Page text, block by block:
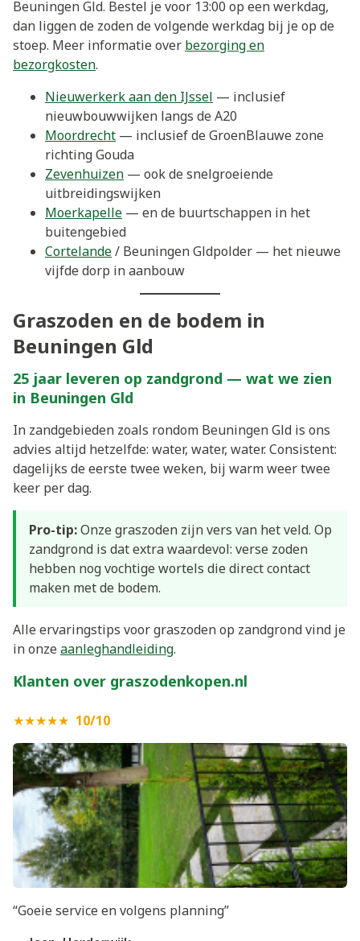
Beuningen Gld. Bestel je voor 13:00 op een werkdag,
dan liggen de zoden de volgende werkdag bij je op de
stoep. Meer informatie over bezorging en
bezorgkosten.
Nieuwerkerk aan den IJssel — inclusief
nieuwbouwwijken langs de A20
Moordrecht — inclusief de GroenBlauwe zone
richting Gouda
Zevenhuizen — ook de snelgroeiende
uitbreidingswijken
Moerkapelle — en de buurtschappen in het
buitengebied
Cortelande/ Beuningen Gldpolder — het nieuwe
vijfde dorp in aanbouw
Graszoden en de bodem in
Beuningen Gld
25 jaar leveren op zandgrond — wat we zien
in Beuningen Gld
In zandgebieden zoals rondom Beuningen Gld is ons
advies altijd hetzelfde: water, water, water. Consistent:
dagelijks de eerste twee weken, bij warm weer twee
keer per dag.
Pro-tip:Onze graszoden zijn vers van het veld. Op
zandgrond is dat extra waardevol: verse zoden
hebben nog vochtige wortels die direct contact
maken met de bodem.
Alle ervaringstips voor graszoden op zandgrond vind je
in onzeaanleghandleiding.
Klanten over graszodenkopen.nl
★★★★★ 10/10
“Goeie service en volgens planning”